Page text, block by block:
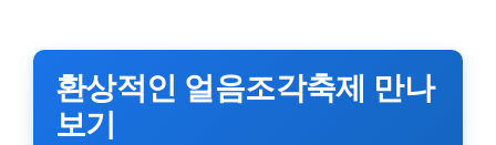
환상적인 얼음조각축제 만나
보기